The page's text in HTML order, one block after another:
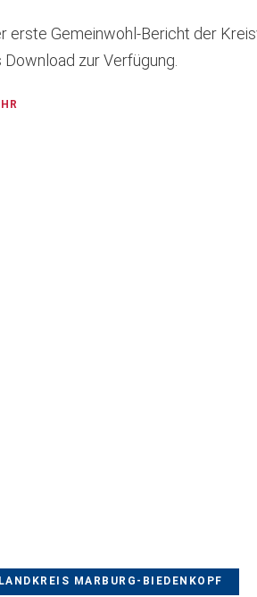
erste Gemeinwohl-Bericht der
Download zur Verfügung.
LANDKREIS MARBURG-BIEDENKOPF